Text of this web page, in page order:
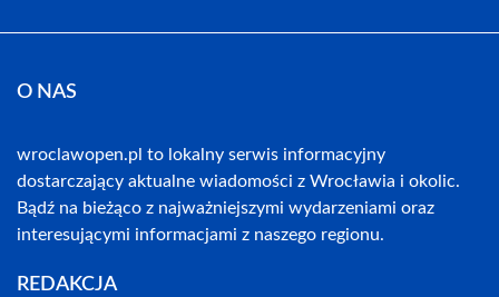
O NAS
wroclawopen.pl to lokalny serwis informacyjny
dostarczający aktualne wiadomości z Wrocławia i okolic.
Bądź na bieżąco z najważniejszymi wydarzeniami oraz
interesującymi informacjami z naszego regionu.
REDAKCJA